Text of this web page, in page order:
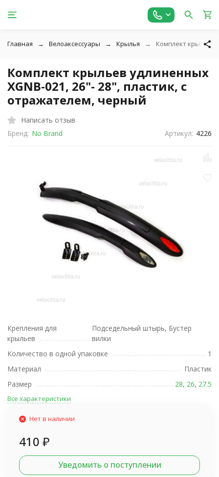
Главная Велоаксессуары Крылья Комплект крыльев
Комплект крыльев удлиненных
XGNB-021, 26"- 28", пластик, с
отражателем, черный
Написать отзыв
Бренд: No Brand Артикул: 4226
Крепления для
крыльев
Подседельный штырь, Бустер
вилки
Количество в одной упаковке
1
Материал
Пластик
Размер
28, 26, 27.5
Все характеристики
Нет в наличии
410 ₽
Уведомить о поступлении